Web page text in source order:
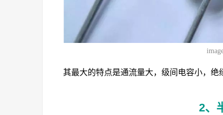
其最大的特点是通流量大，级间电容小，绝
2、